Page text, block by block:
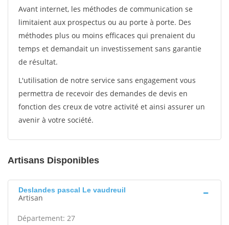
Avant internet, les méthodes de communication se
limitaient aux prospectus ou au porte à porte. Des
méthodes plus ou moins efficaces qui prenaient du
temps et demandait un investissement sans garantie
de résultat.
L'utilisation de notre service sans engagement vous
permettra de recevoir des demandes de devis en
fonction des creux de votre activité et ainsi assurer un
avenir à votre société.
Artisans Disponibles
Deslandes pascal Le vaudreuil
Artisan
Département: 27